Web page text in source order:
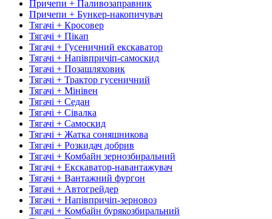
Причепи + Паливозаправник
Причепи + Бункер-накопичувач
Тягачі + Кросовер
Тягачі + Пікап
Тягачі + Гусеничний екскаватор
Тягачі + Напівпричіп-самоскид
Тягачі + Позашляховик
Тягачі + Трактор гусеничний
Тягачі + Мінівен
Тягачі + Седан
Тягачі + Сівалка
Тягачі + Самоскид
Тягачі + Жатка соняшникова
Тягачі + Розкидач добрив
Тягачі + Комбайн зернозбиральний
Тягачі + Екскаватор-навантажувач
Тягачі + Вантажний фургон
Тягачі + Автогрейдер
Тягачі + Напівпричіп-зерновоз
Тягачі + Комбайн бурякозбиральний